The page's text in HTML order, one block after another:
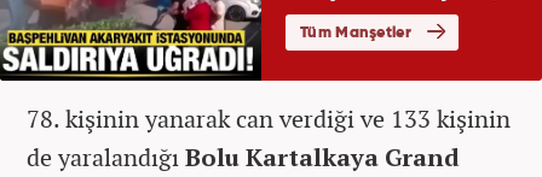
78. kişinin yanarak can verdiği ve 133 kişinin
de yaralandığıBolu Kartalkaya Grand